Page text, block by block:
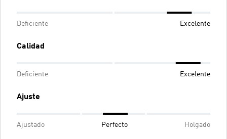
Deficiente Excelente
Calidad
Deficiente Excelente
Ajuste
Ajustado Perfecto Holgado